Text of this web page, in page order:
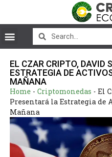
EL CZAR CRIPTO, DAVID
ESTRATEGIA DE
MAÑANA
Home - Criptomonedas - El
Presentará la Estrategia de
Mañana